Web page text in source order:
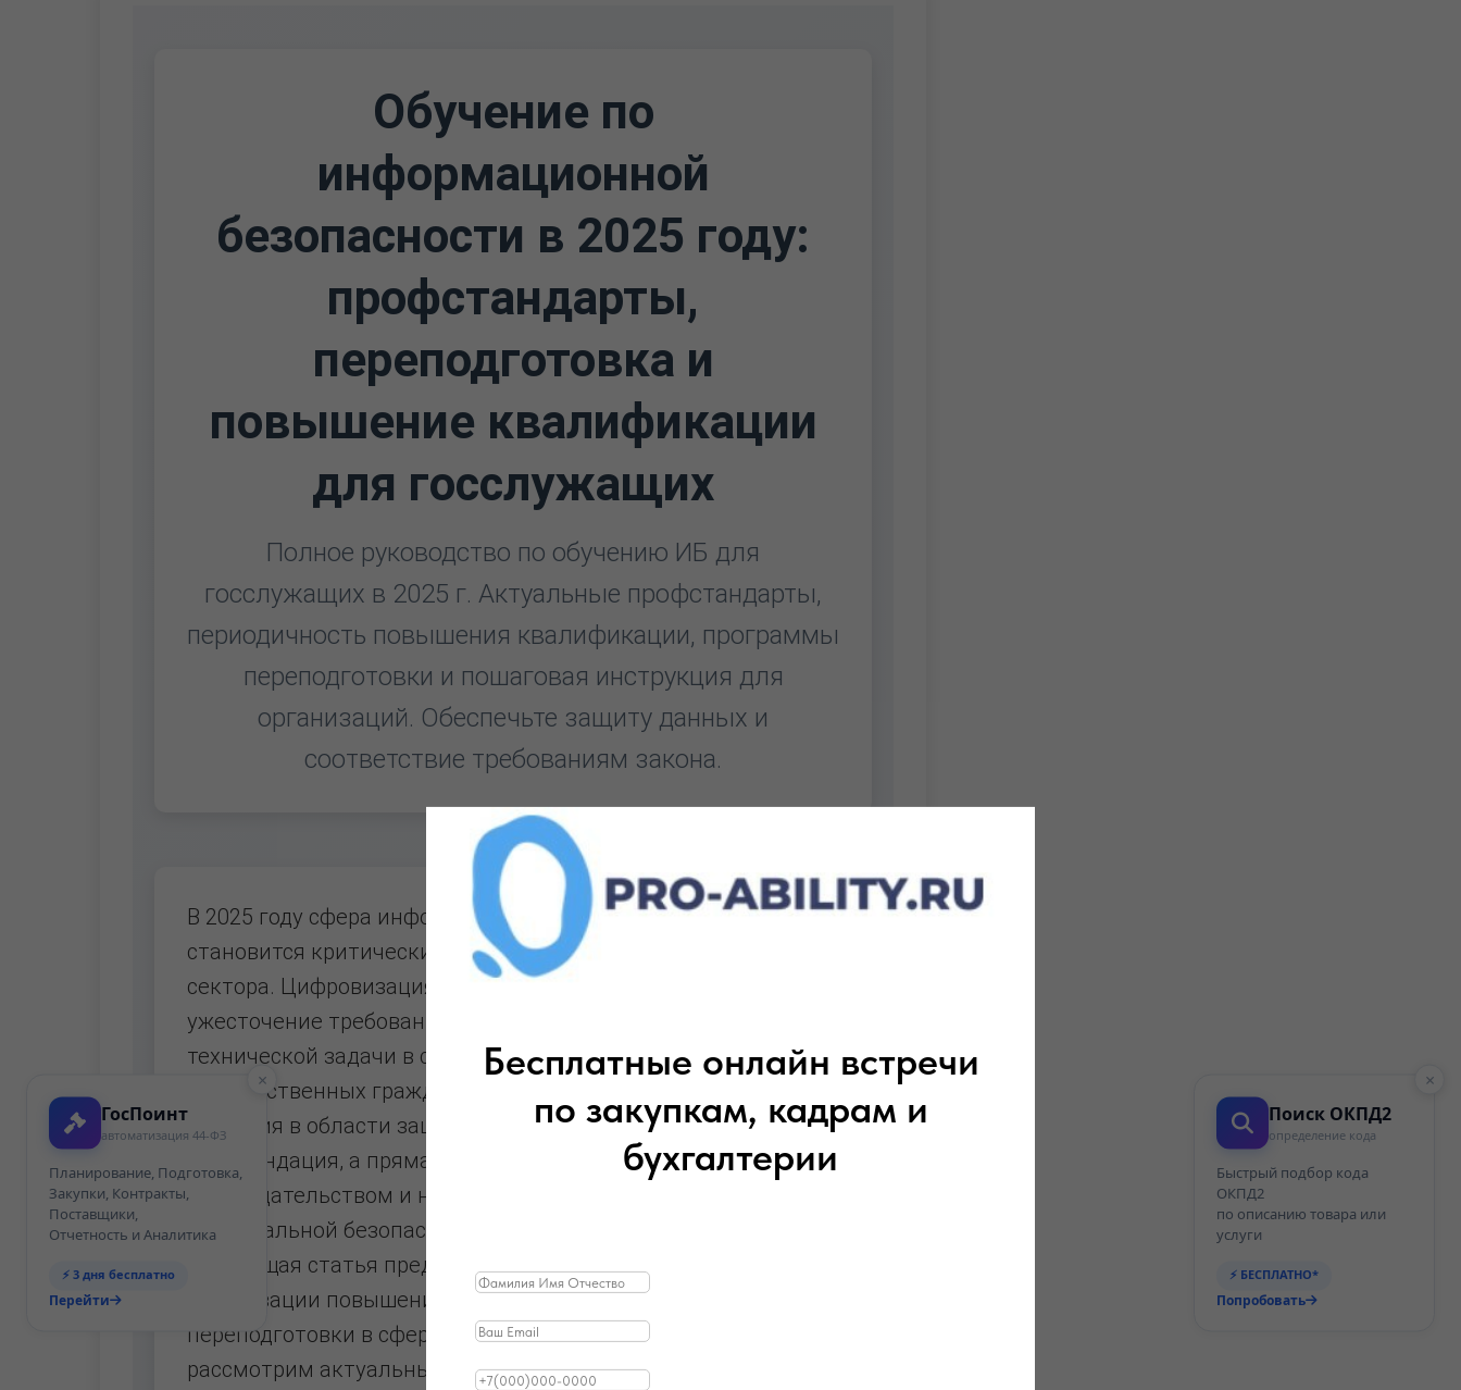
Бесплатные онлайн встречи
по закупкам, кадрам и
бухгалтерии
Обучение по
информационной
безопасности в 2025 году:
профстандарты,
переподготовка и
повышение квалификации
для госслужащих
Полное руководство по обучению ИБ для
госслужащих в 2025 г. Актуальные профстандарты,
периодичность повышения квалификации, программы
переподготовки и пошаговая инструкция для
организаций. Обеспечьте защиту данных и
соответствие требованиям закона.
В 2025 году сфера информационной безопасности (ИБ)
становится критически важной для государственного
сектора. Цифровизация услуг, рост изощренных кибератак и
ужесточение требований регуляторов превратили ИБ из
технической задачи в стратегический приоритет. Для
государственных гражданских служащих прохождение
обучения в области защиты информации — это не просто
рекомендация, а прямая обязанность, обусловленная
законодательством и необходимостью обеспечения
национальной безопасности.
Настоящая статья предоставляет детальное руководство по
организации повышения квалификации и профессиональной
переподготовки в сфере ИБ для госслужащих в 2025 году. Мы
рассмотрим актуальные профстандарты, периодичность
×
ГосПоинт
автоматизация 44-ФЗ
Планирование, Подготовка,
Закупки, Контракты,
Поставщики,
Отчетность и Аналитика
⚡ 3 дня бесплатно
Перейти
×
Поиск ОКПД2
определение кода
Быстрый подбор кода
ОКПД2
по описанию товара или
услуги
⚡ БЕСПЛАТНО*
Попробовать